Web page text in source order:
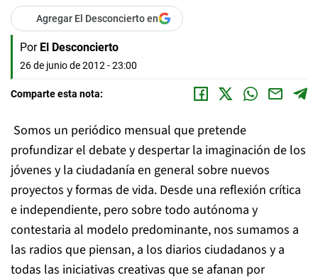
Agregar El Desconcierto en
Por El Desconcierto
26 de junio de 2012 - 23:00
Comparte esta nota:
Somos un periódico mensual que pretende
profundizar el debate y despertar la imaginación de los
jóvenes y la ciudadanía en general sobre nuevos
proyectos y formas de vida. Desde una reflexión crítica
e independiente, pero sobre todo autónoma y
contestaria al modelo predominante, nos sumamos a
las radios que piensan, a los diarios ciudadanos y a
todas las iniciativas creativas que se afanan por